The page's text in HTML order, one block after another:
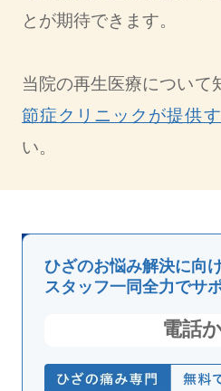
とが期待できます。
当院の再生医療について
節症クリニックが提供
い。
ひざのお悩み解決に向
スタッフ一同全力でサ
電話